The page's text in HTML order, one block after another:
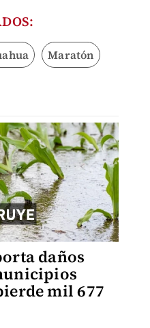
Maratón
daños
mil 677